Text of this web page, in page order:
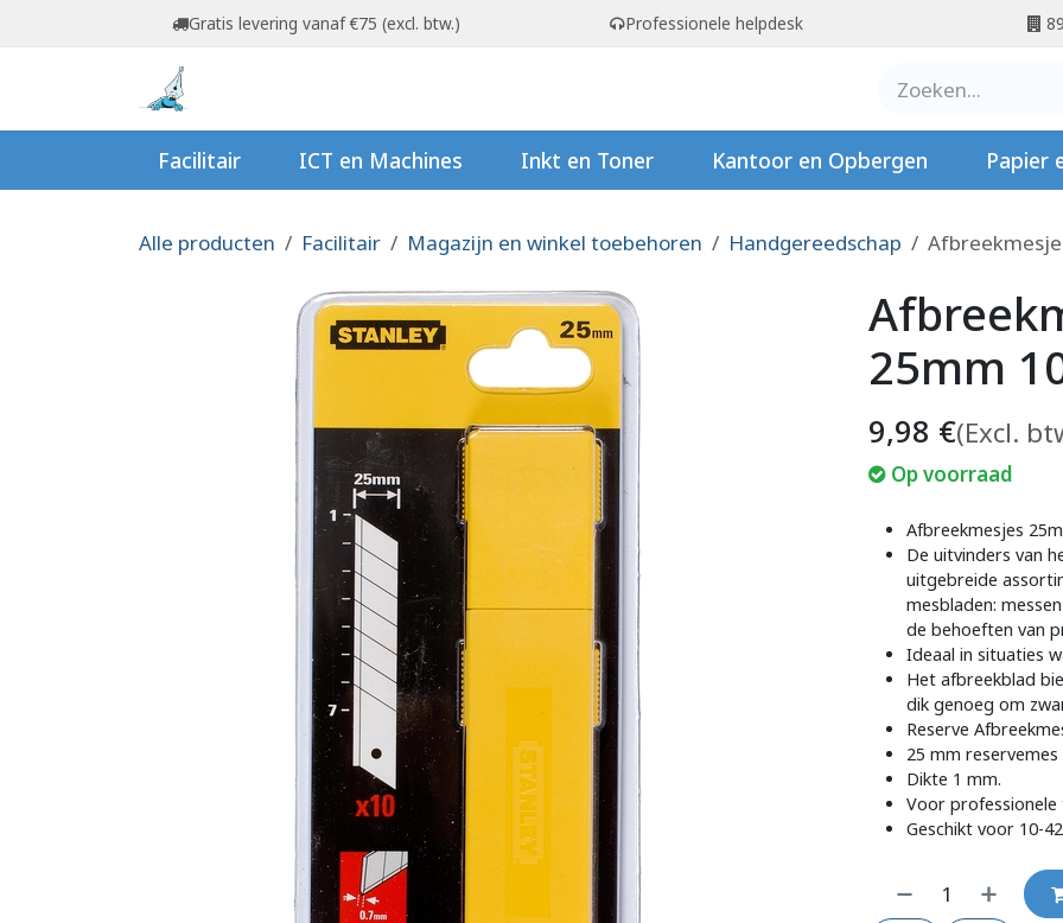
Overslaan naar inhoudGratis levering vanaf €75 (excl. btw.) Professionele helpdesk
Facilitair ICT en Machines Inkt en Toner Kantoor en Opbergen Papier
Alle producten Facilitair Magazijn en winkel toebehoren Handgereedschap
25mm
9,98 €(Excl.
Op voorraad
Afbreekmesjes
De uitvinders van
uitgebreide
mesbladen:
de behoeften van
Ideaal in situaties
Het afbreekblad
dik genoeg om
Reserve
25 mm
Dikte 1 mm.
Voor professionele
Geschikt voor 10-